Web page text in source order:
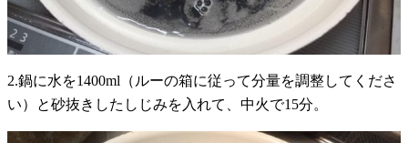
2.鍋に水を1400ml（ルーの箱に従って分量を調整してくださ
い）と砂抜きしたしじみを入れて、中火で15分。